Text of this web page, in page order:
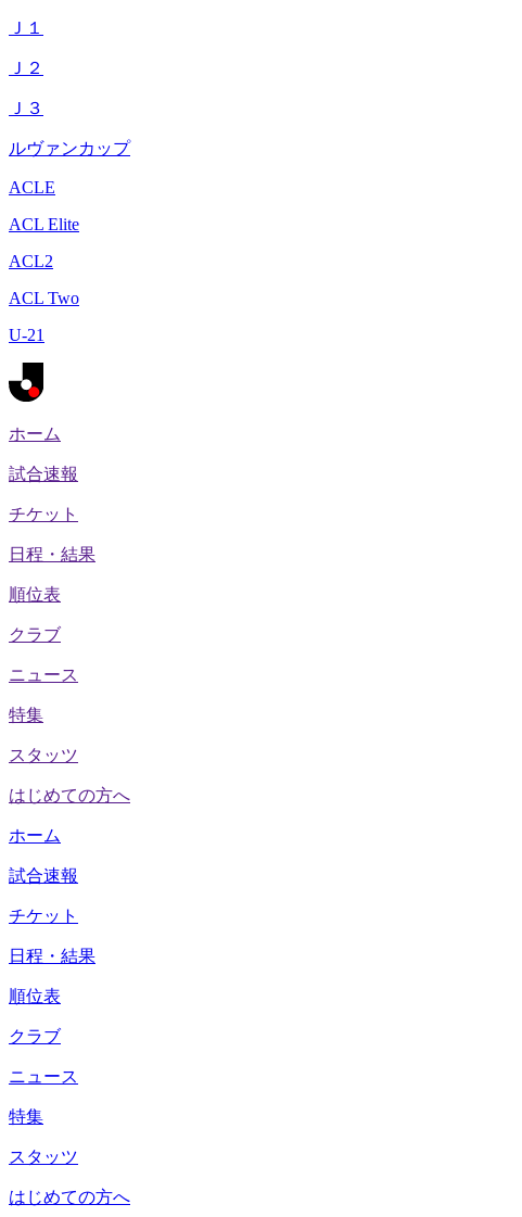
Ｊ１
Ｊ２
Ｊ３
ルヴァンカップ
ACLE
ACL Elite
ACL2
ACL Two
U-21
ホーム
試合速報
チケット
日程・結果
順位表
クラブ
ニュース
特集
スタッツ
はじめての方へ
ホーム
試合速報
チケット
日程・結果
順位表
クラブ
ニュース
特集
スタッツ
はじめての方へ